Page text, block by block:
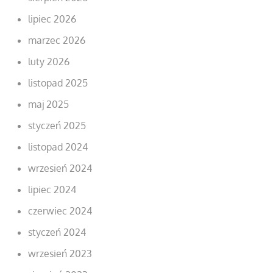
lipiec 2026
marzec 2026
luty 2026
listopad 2025
maj 2025
styczeń 2025
listopad 2024
wrzesień 2024
lipiec 2024
czerwiec 2024
styczeń 2024
wrzesień 2023